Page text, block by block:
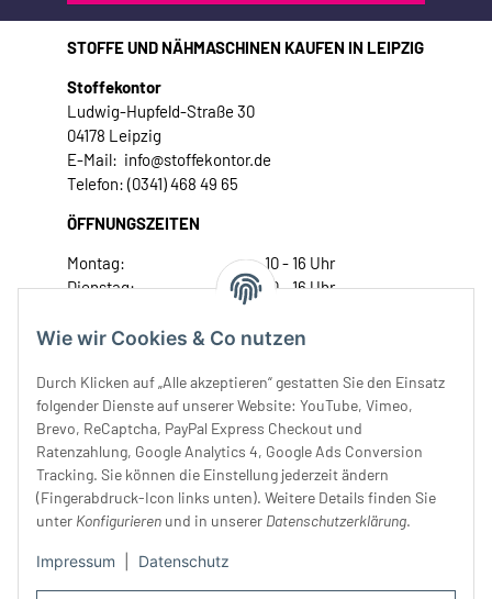
Wie wir Cookies & Co nutzen
Durch Klicken auf „Alle akzeptieren“ gestatten Sie den Einsatz
folgender Dienste auf unserer Website: YouTube, Vimeo,
Brevo, ReCaptcha, PayPal Express Checkout und
Ratenzahlung, Google Analytics 4, Google Ads Conversion
Tracking. Sie können die Einstellung jederzeit ändern
(Fingerabdruck-Icon links unten). Weitere Details finden Sie
unter Konfigurieren und in unserer Datenschutzerklärung.
Impressum Datenschutz
STOFFE UND NÄHMASCHINEN KAUFEN IN LEIPZIG
Stoffekontor
Ludwig-Hupfeld-Straße 30
04178 Leipzig
E-Mail: info@stoffekontor.de
Telefon: (0341) 468 49 65
ÖFFNUNGSZEITEN
Montag:
10 - 16 Uhr
Dienstag:
10 - 16 Uhr
Donnerstag:
10 - 18 Uhr
Samstag:
10 - 14 Uhr
Unser Service
Rechtliches